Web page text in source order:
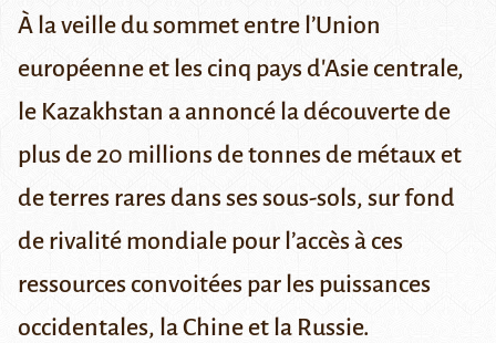
À la veille du sommet entre l’Union
européenne et les cinq pays d'Asie centrale,
le Kazakhstan a annoncé la découverte de
plus de 20 millions de tonnes de métaux et
de terres rares dans ses sous-sols, sur fond
de rivalité mondiale pour l’accès à ces
ressources convoitées par les puissances
occidentales, la Chine et la Russie.